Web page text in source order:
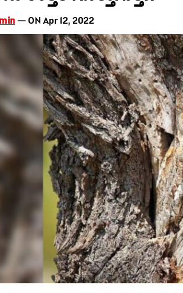
— ON Apr 12, 2022